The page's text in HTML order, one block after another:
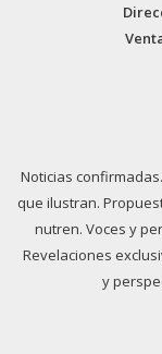
Noticias
que ilustran.
nutren. Voces y
Revelaciones
y